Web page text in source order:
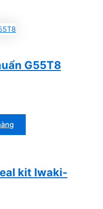
G55T8
kit Iwaki-